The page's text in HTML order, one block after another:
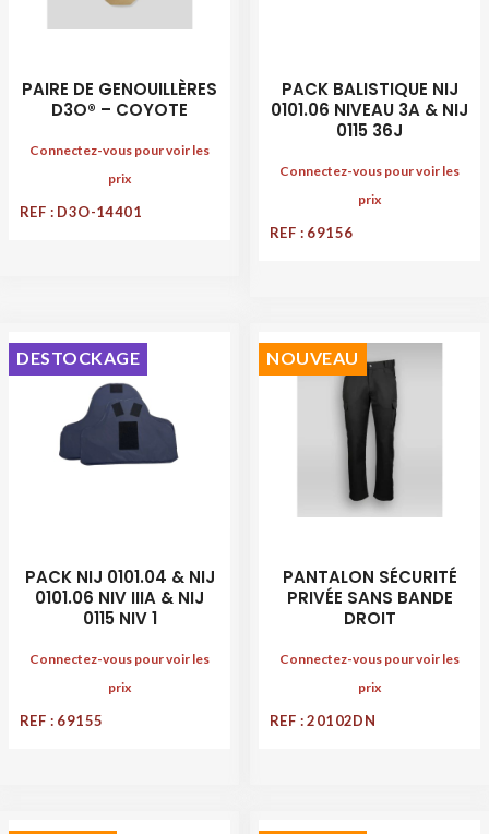
PAIRE DE GENOUILLÈRES
D3O® – COYOTE
Connectez-vous pour voir les
prix
REF : D3O-14401
PACK BALISTIQUE NIJ
0101.06 NIVEAU 3A & NIJ
0115 36J
Connectez-vous pour voir les
prix
REF : 69156
PACK NIJ 0101.04 & NIJ
0101.06 NIV IIIA & NIJ
0115 NIV 1
Connectez-vous pour voir les
prix
REF : 69155
DESTOCKAGE
PANTALON SÉCURITÉ
PRIVÉE SANS BANDE
DROIT
Connectez-vous pour voir les
prix
REF : 20102DN
NOUVEAU